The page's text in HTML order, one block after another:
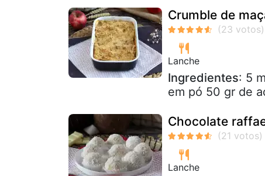
Crumble de
Lanche
Ingredientes: 5
em pó 50 gr de
Chocolate
Lanche